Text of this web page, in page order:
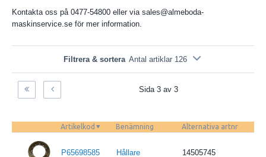
Kontakta oss på 0477-54800 eller via sales@almeboda-
maskinservice.se för mer information.
Filtrera & sortera Antal artiklar 126
Sida 3 av 3
Artikelkod Benämning Alternativa artnr
P65698585 Hållare 14505745